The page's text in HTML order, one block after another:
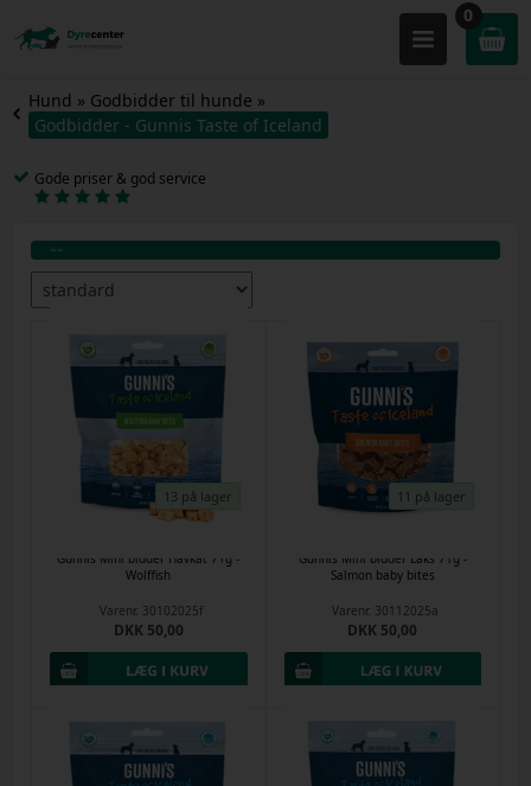
0
Hund » Godbidder til hunde »
Godbidder - Gunnis Taste of Iceland
Gode priser & god service
13 på lager
Gunnis Mini bidder Havkat 71g -
Wolffish
Varenr. 30102025f
DKK 50,00
11 på lager
Gunnis Mini bidder Laks 71g -
Salmon baby bites
Varenr. 30112025a
DKK 50,00